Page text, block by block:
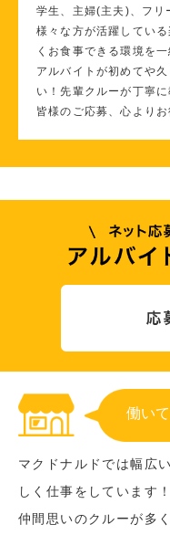
学生、主婦(主夫)、フリ
様々な方が活躍してい
くお食事できる環境を
アルバイトが初めてや
い！先輩クルーが丁寧に
皆様のご応募、心よりお
働い
マクドナルドでは幅広
しく仕事をしています！
仲間思いのクルーが多